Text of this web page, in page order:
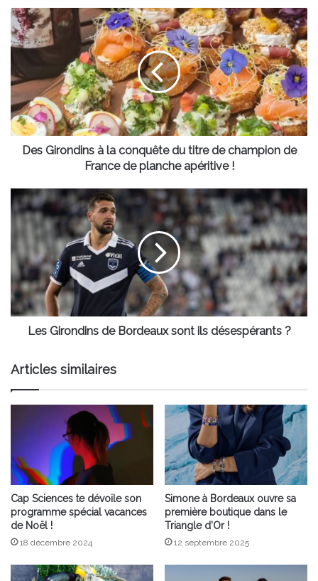
Des
Girondins
à
conquête
du
titre
de
champion
planche
apéritive
Des Girondins à la conquête du titre de champion de
France de planche apéritive !
Les
Girondins
Bordeaux
sont
désespérants
?
Les Girondins de Bordeaux sont ils désespérants ?
Articles similaires
Cap Sciences te dévoile son
programme spécial vacances
de Noël !
18 décembre 2024
Simone à Bordeaux ouvre sa
première boutique dans le
Triangle d’Or !
12 septembre 2025